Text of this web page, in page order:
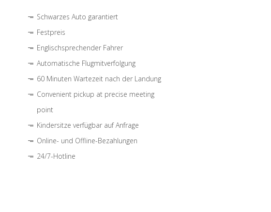
Schwarzes Auto garantiert
Festpreis
Englischsprechender Fahrer
Automatische Flugmitverfolgung
60 Minuten Wartezeit nach der Landung
Convenient pickup at precise meeting
point
Kindersitze verfügbar auf Anfrage
Online- und Offline-Bezahlungen
24/7-Hotline